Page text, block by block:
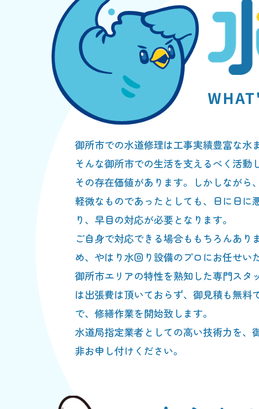
御所市での水道修理は工事実績豊富な水
そんな御所市での生活を支えるべく活
その存在価値があります。しかしなが
軽微なものであったとしても、日に日
り、早目の対応が必要となります。
ご自身で対応できる場合ももちろんあ
め、やはり水回り設備のプロにお任せい
御所市エリアの特性を熟知した専門スタ
は出張費は頂いておらず、御見積も無
で、修繕作業を開始致します。
水道局指定業者としての高い技術力を、
非お申し付けください。